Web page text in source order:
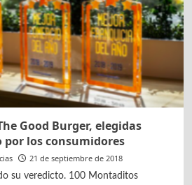
Good Burger, elegidas
por los consumidores
21 de septiembre de 2018
su veredicto. 100 Montaditos